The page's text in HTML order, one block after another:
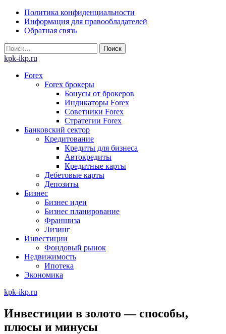
Skip
content
Политика конфиденциальности
Информация для правообладателей
Обратная связь
Найти:
kpk-ikp.ru
Forex
Forex брокеры
Бонусы от брокеров
Индикаторы Forex
Советники Forex
Стратегии Forex
Банковский сектор
Кредитование
Кредиты для бизнеса
Автокредиты
Кредитные карты
Дебетовые карты
Депозиты
Бизнес
Бизнес идеи
Бизнес планирование
Франшиза
Лизинг
Инвестиции
Фондовый рынок
Недвижимость
Ипотека
Экономика
kpk-ikp.ru
Инвестиции в золото — способы,
плюсы и минусы